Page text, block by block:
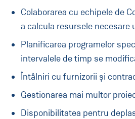
Colaborarea cu echipele de
a calcula resursele necesare
Planificarea programelor
intervalele de timp se
Întâlniri cu furnizorii și
Gestionarea mai multor
Disponibilitatea pentru